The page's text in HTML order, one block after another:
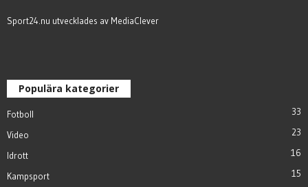
Sport24.nu utvecklades av MediaClever
Populära kategorier
Fotboll 33
Video 23
Idrott 16
Kampsport 15